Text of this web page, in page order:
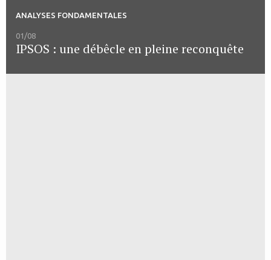
ANALYSES FONDAMENTALES
01/08
IPSOS : une débêcle en pleine reconquête